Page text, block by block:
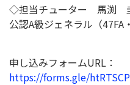
◇担当チューター 馬渕
公認A級ジェネラル（47FA
申し込みフォームURL：
https://forms.gle/